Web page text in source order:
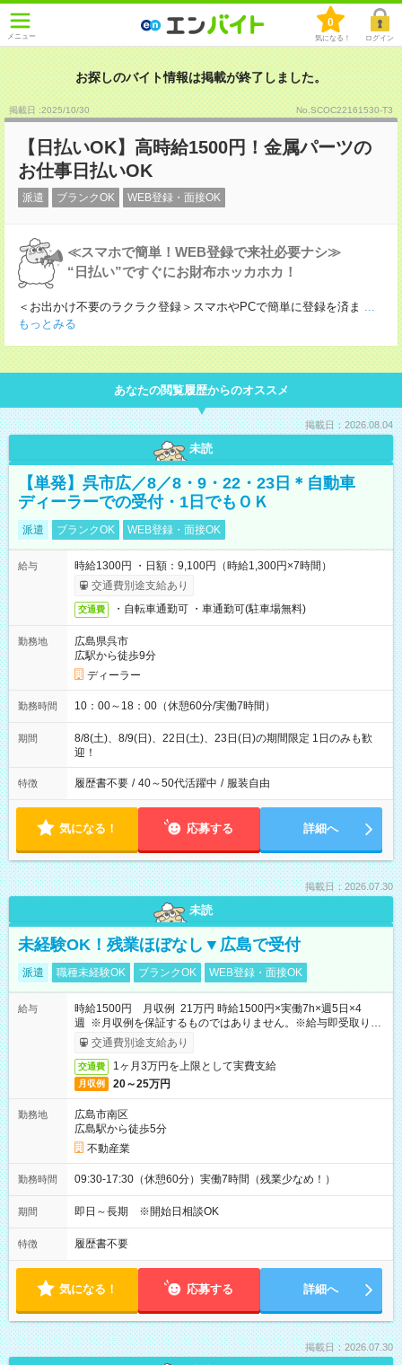
メニュー
0
気になる！ ログイン
お探しのバイト情報は掲載が終了しました。
掲載日 :2025/10/30 No.SCOC22161530-T3
【日払いOK】高時給1500円！金属パーツの
お仕事日払いOK
派遣 ブランクOK WEB登録・面接OK
≪スマホで簡単！WEB登録で来社必要ナシ≫
“日払い”ですぐにお財布ホッカホカ！
＜お出かけ不要のラクラク登録＞スマホやPCで簡単に登録を済ま ...
もっとみる
あなたの閲覧履歴からのオススメ
掲載日：2026.08.04
未読
【単発】呉市広／8／8・9・22・23日＊自動車
ディーラーでの受付・1日でもＯＫ
派遣 ブランクOK WEB登録・面接OK
給与
時給1300円 ・日額：9,100円（時給1,300円×7時間）
交通費別途支給あり
交通費 ・自転車通勤可 ・車通勤可(駐車場無料)
勤務地
広島県呉市
広駅から徒歩9分
ディーラー
勤務時間 10：00～18：00（休憩60分/実働7時間）
期間
8/8(土)、8/9(日)、22日(土)、23日(日)の期間限定 1日のみも歓
迎！
特徴 履歴書不要 / 40～50代活躍中 / 服装自由
気になる！ 応募する 詳細へ
掲載日：2026.07.30
未読
未経験OK！残業ほぼなし▼広島で受付
派遣 職種未経験OK ブランクOK WEB登録・面接OK
給与
時給1500円 月収例 21万円 時給1500円×実働7h×週5日×4
週 ※月収例を保証するものではありません。※給与即受取りサ
ービス利用可（利用条件有）
交通費別途支給あり
交通費 1ヶ月3万円を上限として実費支給
月収例 20～25万円
勤務地
広島市南区
広島駅から徒歩5分
不動産業
勤務時間 09:30-17:30（休憩60分）実働7時間（残業少なめ！）
期間 即日～長期 ※開始日相談OK
特徴 履歴書不要
気になる！ 応募する 詳細へ
掲載日：2026.07.30